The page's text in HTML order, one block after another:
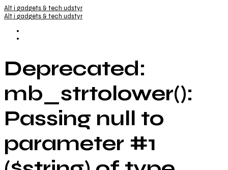
Alt i gadgets & tech udstyr
Alt i gadgets & tech udstyr
Deprecated:
mb_strtolower():
Passing null to
parameter #1